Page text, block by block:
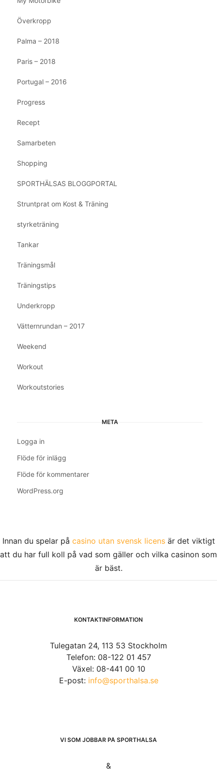
Överkropp
Palma – 2018
Paris – 2018
Portugal – 2016
Progress
Recept
Samarbeten
Shopping
SPORTHÄLSAS BLOGGPORTAL
Struntprat om Kost & Träning
styrketräning
Tankar
Träningsmål
Träningstips
Underkropp
Vätternrundan – 2017
Weekend
Workout
Workoutstories
META
Logga in
Flöde för inlägg
Flöde för kommentarer
WordPress.org
Innan du spelar på casino utan svensk licensär det viktigt
att du har full koll på vad som gäller och vilka casinon som
är bäst.
KONTAKTINFORMATION
Tulegatan 24, 113 53 Stockholm
Telefon: 08-122 01 457
Växel: 08-441 00 10
E-post: info@sporthalsa.se
VI SOM JOBBAR PÅ SPORTHÄLSA
&